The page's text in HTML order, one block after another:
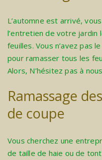
L’automne est arrivé,
l’entretien de votre jardin
feuilles. Vous n’avez pas
pour ramasser tous les
Alors, N’hésitez pas à
Ramassage
de coupe
Vous cherchez une
de taille de haie ou de